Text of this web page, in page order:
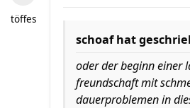
töffes
schoaf hat
oder der beginn einer
freundschaft mit
dauerproblemen in